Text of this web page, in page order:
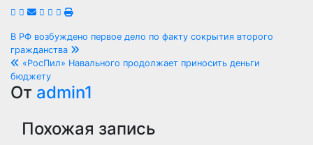
Навигация
по
записям
В РФ возбуждено первое дело по факту сокрытия второго
гражданства
«РосПил» Навального продолжает приносить деньги
бюджету
От admin1
Похожая запись